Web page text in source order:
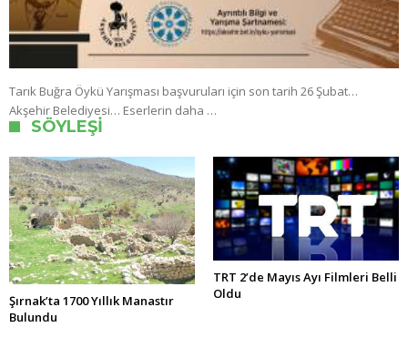
Tarık Buğra Öykü Yarışması başvuruları için son tarih 26 Şubat…
Akşehir Belediyesi… Eserlerin daha …
SÖYLEŞI
Şırnak’ta 1700 Yıllık Manastır
Bulundu
TRT 2’de Mayıs Ayı Filmleri Belli
Oldu